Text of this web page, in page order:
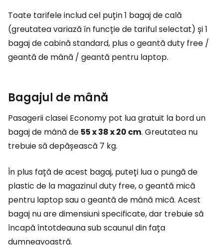
Toate tarifele includ cel puțin 1 bagaj de cală
(greutatea variază în funcție de tariful selectat) și 1
bagaj de cabină standard, plus o geantă duty free /
geantă de mână / geantă pentru laptop.
Bagajul de mână
Pasagerii clasei Economy pot lua gratuit la bord un
bagaj de mână de 55 x 38 x 20 cm. Greutatea nu
trebuie să depășească 7 kg.
În plus față de acest bagaj, puteți lua o pungă de
plastic de la magazinulduty free, o geantă mică
pentru laptop sau o geantă de mână mică. Acest
bagaj nu are dimensiuni specificate, dar trebuie să
încapă întotdeauna sub scaunul din fața
dumneavoastră.